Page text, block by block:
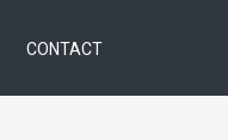
CONTACT